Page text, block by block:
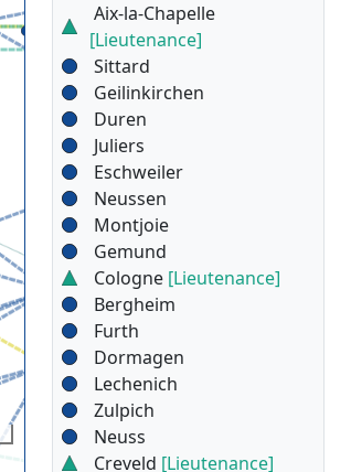
Aix-la-Chapelle
[Lieutenance]
Sittard
Geilinkirchen
Duren
Juliers
Eschweiler
Neussen
Montjoie
Gemund
Cologne [Lieutenance]
Bergheim
Furth
Dormagen
Lechenich
Zulpich
Neuss
Creveld [Lieutenance]